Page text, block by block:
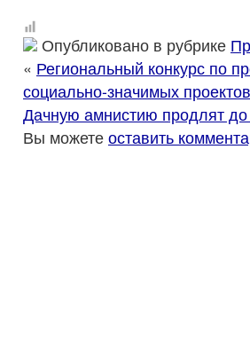
Опубликовано в рубрике
« Региональный конкурс по
социально-значимых проектов
Дачную амнистию продлят до
Вы можете оставить